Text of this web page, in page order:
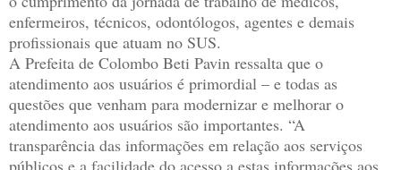
enfermeiros, técnicos, odontólogos, agentes e demais
profissionais que atuam no SUS.
A Prefeita de Colombo Beti Pavin ressalta que o
atendimento aos usuários é primordial – e todas as
questões que venham para modernizar e melhorar o
atendimento aos usuários são importantes. “A
transparência das informações em relação aos serviços
públicos e a facilidade do acesso a estas informações aos